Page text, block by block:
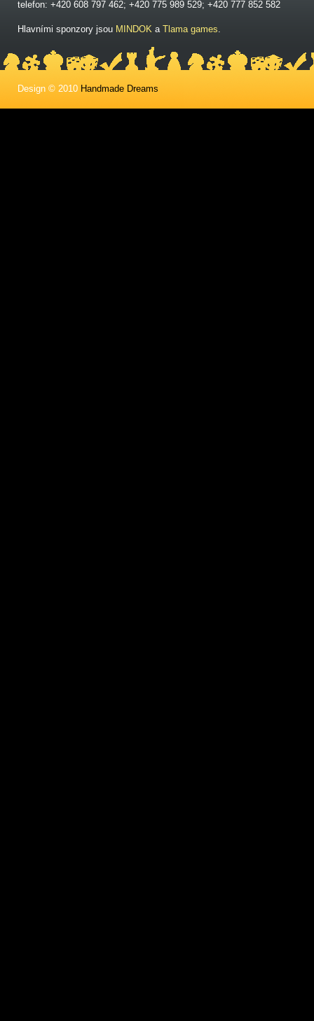
telefon: +420 608 797 462; +420 775 989 529; +420 777 852 582
Hlavními sponzory jsou MINDOK a Tlama games.
Design © 2010 Handmade Dreams